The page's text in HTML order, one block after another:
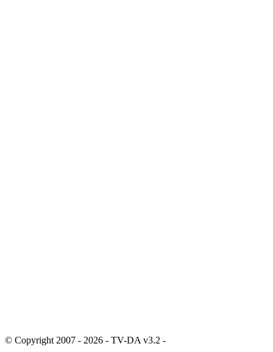
© Copyright 2007 - 2026 - TV-DA v3.2 -